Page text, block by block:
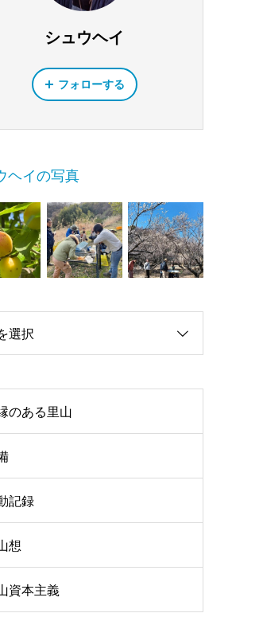
シュウヘイ
フォローする
ヘイの写真
選択
のある里山
記録
想
資本主義